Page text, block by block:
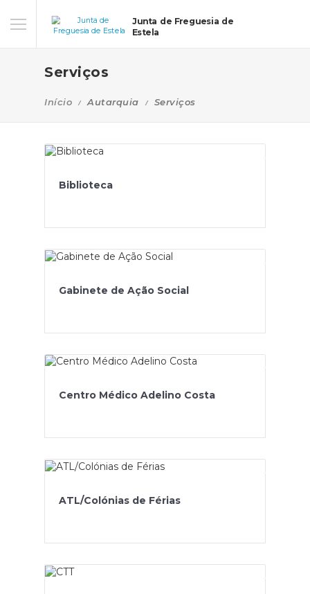
Junta de Freguesia de
Estela
Serviços
Início Autarquia Serviços
Biblioteca
Gabinete de Ação Social
Centro Médico Adelino Costa
ATL/Colónias de Férias